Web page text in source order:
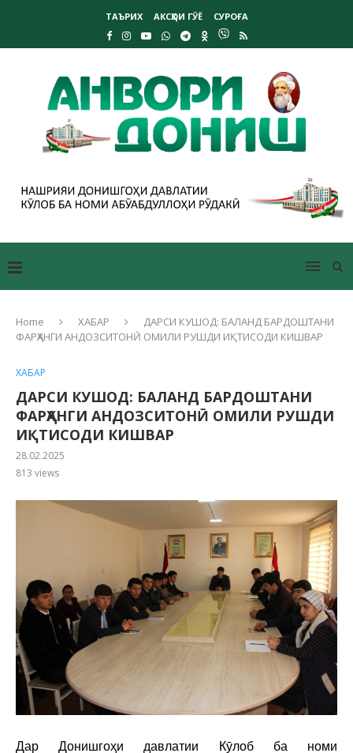
ТАЪРИХ АКСҲОИ ГӮЁ СУРОҒА
Home ХАБАР
ДАРСИ КУШОД: БАЛАНД БАРДОШТАНИ
ФАРҲАНГИ АНДОЗСИТОНӢ ОМИЛИ РУШДИ ИҚТИСОДИ КИШВАР
ХАБАР
ДАРСИ КУШОД: БАЛАНД БАРДОШТАНИ
ФАРҲАНГИ АНДОЗСИТОНӢ ОМИЛИ РУШДИ
ИҚТИСОДИ КИШВАР
28.02.2025
813 views
Дар Донишгоҳи давлатии Кӯлоб ба номи